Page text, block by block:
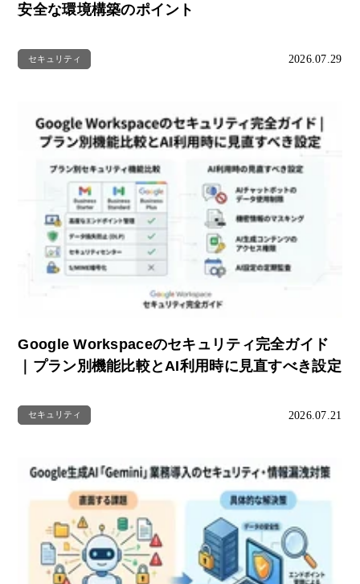
安全な環境構築のポイント
セキュリティ 2026.07.29
Google Workspaceのセキュリティ完全ガイド
｜プラン別機能比較とAI利用時に見直すべき設定
セキュリティ 2026.07.21